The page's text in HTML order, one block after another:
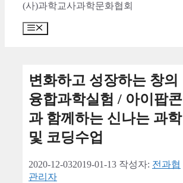
(사)과학교사과학문화협회
메
변화하고 성장하는 창의
융합과학실험 / 아이팝콘
과 함께하는 신나는 과학
및 코딩수업
2020-12-032019-01-13 작성자: 전과협
관리자